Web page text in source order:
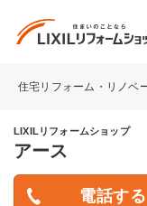
住宅リフォーム・リノベ
LIXILリフォームショップ
アース